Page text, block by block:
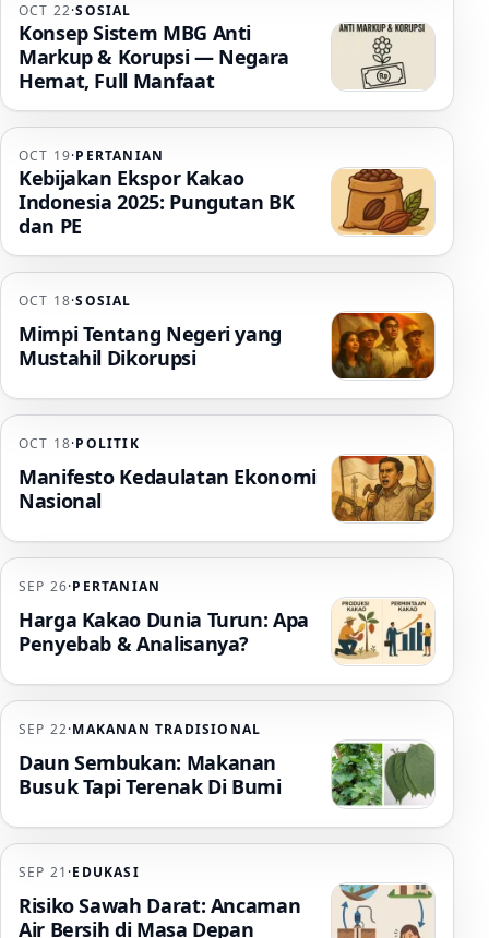
OCT 22·SOSIAL
Konsep Sistem MBG Anti
Markup & Korupsi — Negara
Hemat, Full Manfaat
OCT 19·PERTANIAN
Kebijakan Ekspor Kakao
Indonesia 2025: Pungutan BK
dan PE
OCT 18·SOSIAL
Mimpi Tentang Negeri yang
Mustahil Dikorupsi
OCT 18·POLITIK
Manifesto Kedaulatan Ekonomi
Nasional
SEP 26·PERTANIAN
Harga Kakao Dunia Turun: Apa
Penyebab & Analisanya?
SEP 22·MAKANAN TRADISIONAL
Daun Sembukan: Makanan
Busuk Tapi Terenak Di Bumi
SEP 21 ·EDUKASI
Risiko Sawah Darat: Ancaman
Air Bersih di Masa Depan